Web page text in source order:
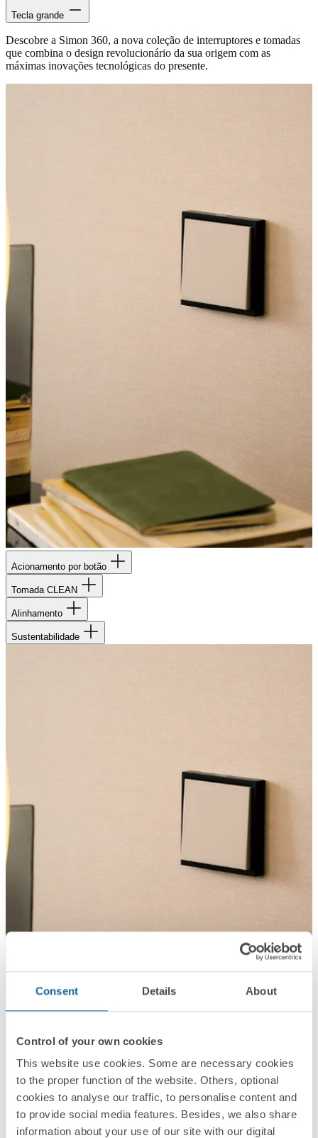
Consent Details About
Control of your own cookies
This website use cookies. Some are necessary cookies
to the proper function of the website. Others, optional
cookies to analyse our traffic, to personalise content and
to provide social media features. Besides, we also share
information about your use of our site with our digital
Tecla grande
Descobre a Simon 360, a nova coleção de interruptores e tomadas
que combina o design revolucionário da sua origem com as
máximas inovações tecnológicas do presente.
Acionamento por botão
Tomada CLEAN
Alinhamento
Sustentabilidade